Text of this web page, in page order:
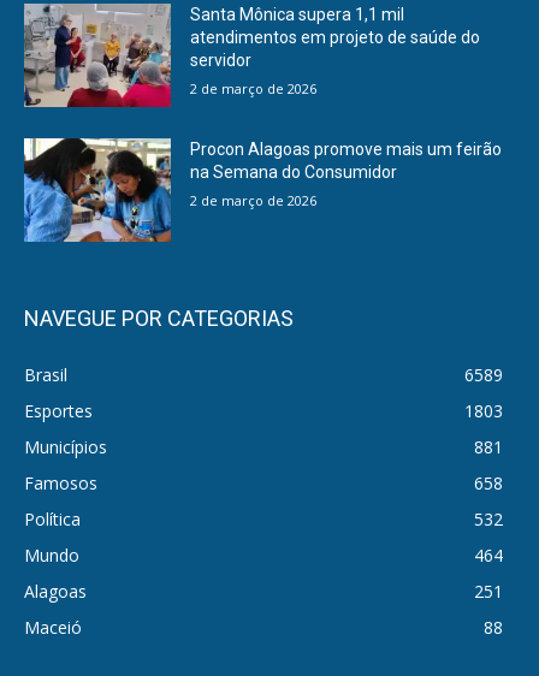
Santa Mônica supera 1,1 mil
atendimentos em projeto de saúde do
servidor
2 de março de 2026
Procon Alagoas promove mais um feirão
na Semana do Consumidor
2 de março de 2026
NAVEGUE POR CATEGORIAS
Brasil
6589
Esportes
1803
Municípios
881
Famosos
658
Política
532
Mundo
464
Alagoas
251
Maceió
88